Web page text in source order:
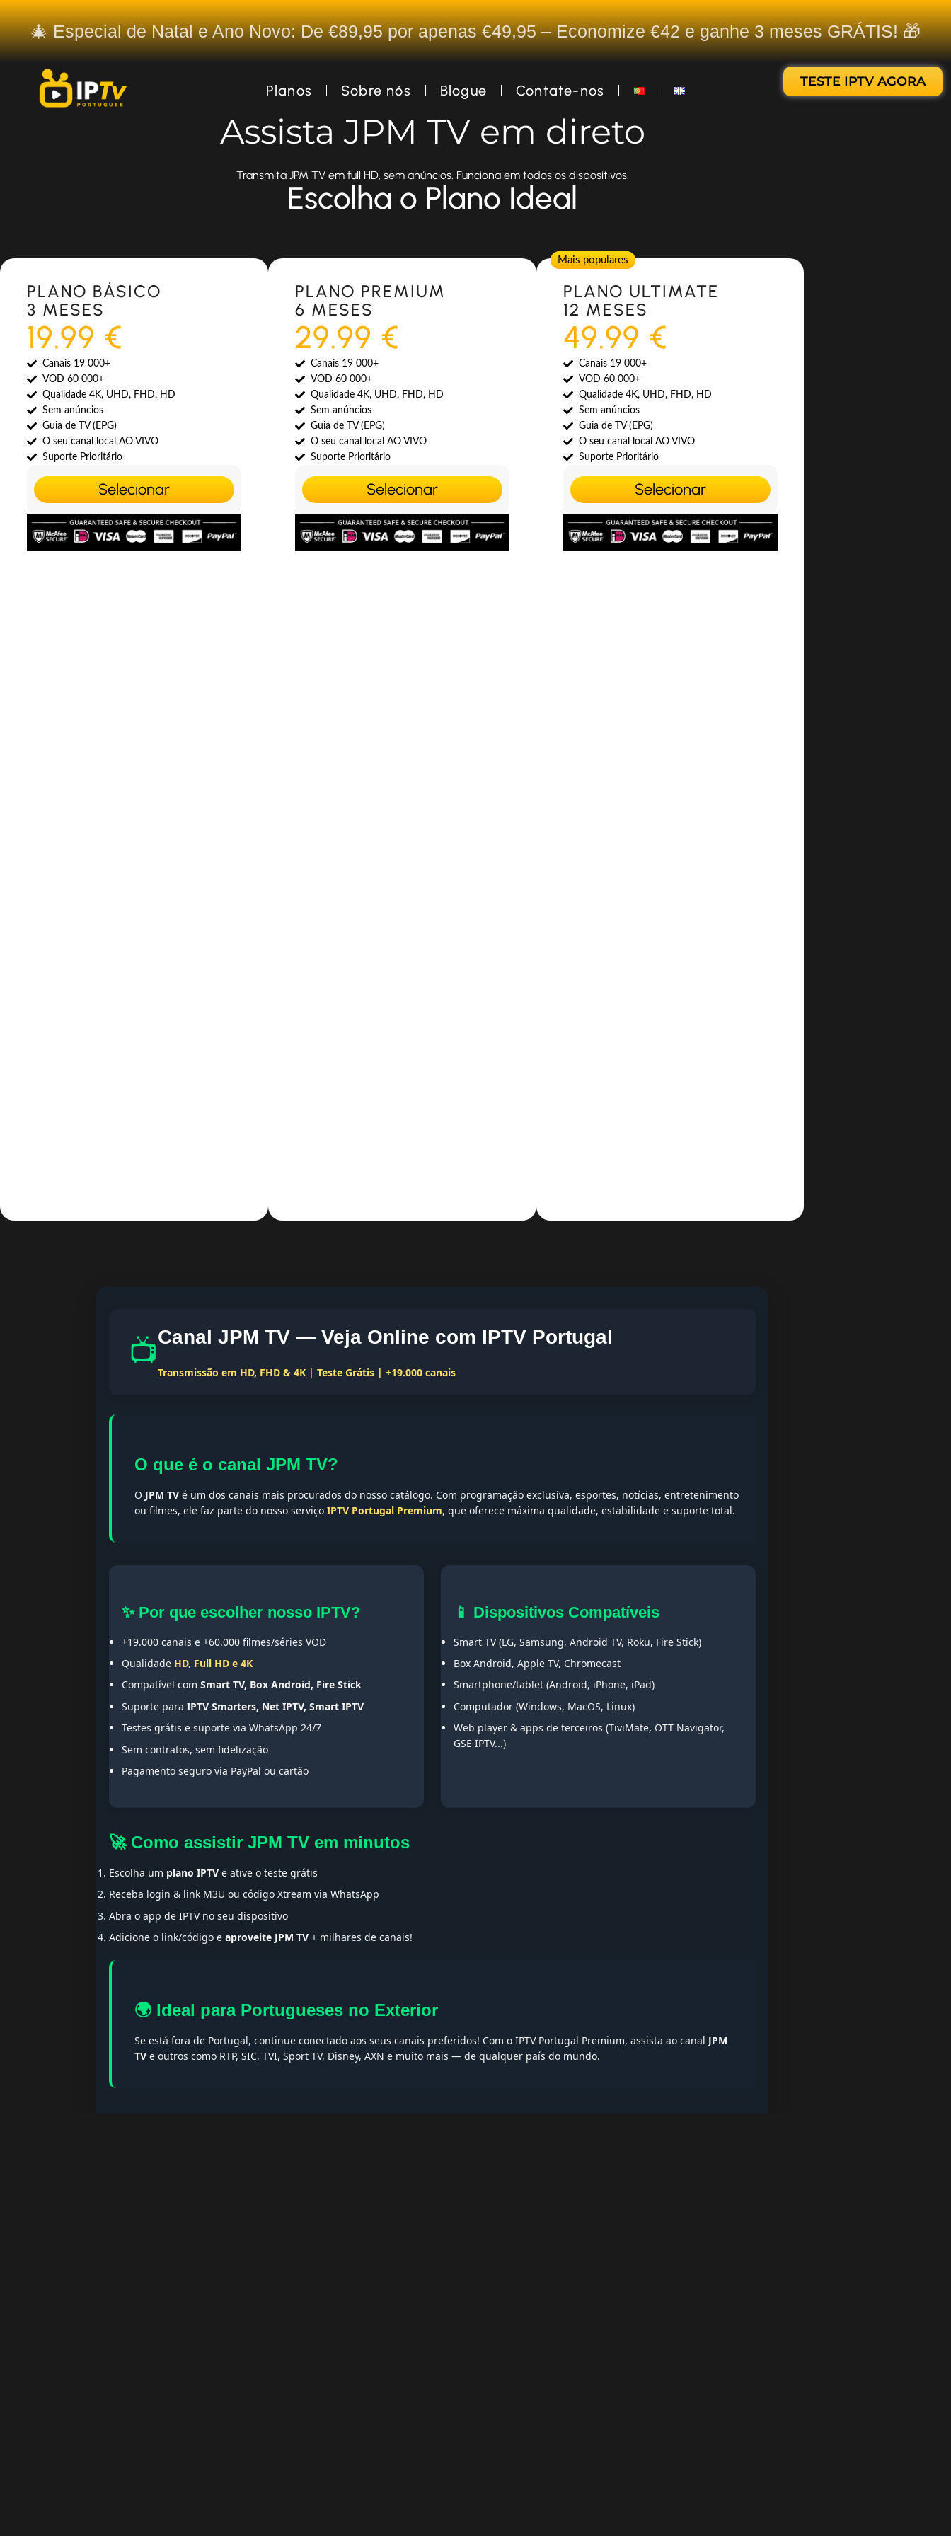
🎄 Especial de Natal e Ano Novo: De €89,95 por apenas €49,95 – Economize €42 e ganhe 3 meses GRÁTIS! 🎁
Planos Sobre nós Blogue Contate-nos
TESTE IPTV AGORA
Assista JPM TV em direto
Transmita JPM TV em full HD, sem anúncios. Funciona em todos os dispositivos.
Escolha o Plano Ideal
Most Popular
PLANO BÁSICO
3 MESES
19.99 €
Canais 19 000+
VOD 60 000+
Qualidade 4K, UHD, FHD, HD
Sem anúncios
Guia de TV (EPG)
O seu canal local AO VIVO
Suporte Prioritário
Selecionar
Most Popular
PLANO PREMIUM
6 MESES
29.99 €
Canais 19 000+
VOD 60 000+
Qualidade 4K, UHD, FHD, HD
Sem anúncios
Guia de TV (EPG)
O seu canal local AO VIVO
Suporte Prioritário
Selecionar
Mais populares
PLANO ULTIMATE
12 MESES
49.99 €
Canais 19 000+
VOD 60 000+
Qualidade 4K, UHD, FHD, HD
Sem anúncios
Guia de TV (EPG)
O seu canal local AO VIVO
Suporte Prioritário
Selecionar
📺Canal JPM TV — Veja Online com IPTV Portugal
Transmissão em HD, FHD & 4K | Teste Grátis | +19.000 canais
O que é o canal JPM TV?
O JPM TV é um dos canais mais procurados do nosso catálogo. Com programação exclusiva, esportes, notícias, entretenimento
ou filmes, ele faz parte do nosso serviço IPTV Portugal Premium, que oferece máxima qualidade, estabilidade e suporte total.
✨ Por que escolher nosso IPTV?
+19.000 canais e +60.000 filmes/séries VOD
Qualidade HD, Full HD e 4K
Compatível com Smart TV, Box Android, Fire Stick
Suporte para IPTV Smarters, Net IPTV, Smart IPTV
Testes grátis e suporte via WhatsApp 24/7
Sem contratos, sem fidelização
Pagamento seguro via PayPal ou cartão
📱 Dispositivos Compatíveis
Smart TV (LG, Samsung, Android TV, Roku, Fire Stick)
Box Android, Apple TV, Chromecast
Smartphone/tablet (Android, iPhone, iPad)
Computador (Windows, MacOS, Linux)
Web player & apps de terceiros (TiviMate, OTT Navigator,
GSE IPTV...)
🚀 Como assistir JPM TV em minutos
Escolha um plano IPTV e ative o teste grátis
Receba login & link M3U ou código Xtream via WhatsApp
Abra o app de IPTV no seu dispositivo
Adicione o link/código e aproveite JPM TV + milhares de canais!
🌍 Ideal para Portugueses no Exterior
Se está fora de Portugal, continue conectado aos seus canais preferidos! Com o IPTV Portugal Premium, assista ao canal JPM
TV e outros como RTP, SIC, TVI, Sport TV, Disney, AXN e muito mais — de qualquer país do mundo.